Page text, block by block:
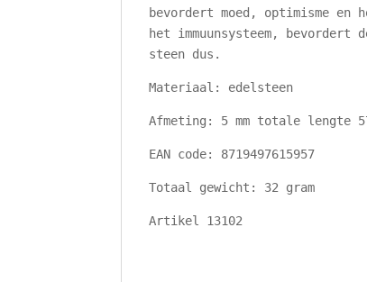
bevordert moed, optimisme
het immuunsysteem,
steen dus.
Materiaal: edelsteen
Afmeting: 5 mm totale lengte
EAN code: 8719497615957
Totaal gewicht: 32 gram
Artikel 13102